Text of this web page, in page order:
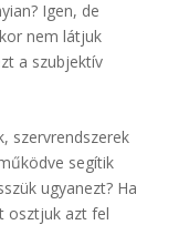
Igen, de
nem látjuk
a szubjektív
szervrendszerek
segítik
ugyanezt? Ha
osztjuk azt fel